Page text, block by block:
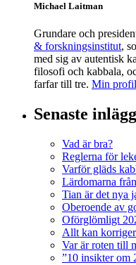
Michael Laitman
Grundare och
& forskningsinstitut,
med sig av autentisk
filosofi och kabbala,
farfar till tre. Min
Senaste
Vad är bra?
Reglerna för
Varför gläds
Lärdomarna
Tian är det nya
Oberoende av
Oförglömligt
Allt kan
Var är roten till
”10 insikter om